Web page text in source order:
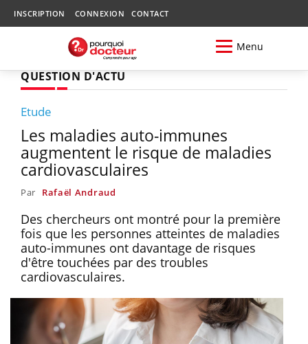
INSCRIPTION CONNEXION CONTACT
Menu
QUESTION D'ACTU
Etude
Les maladies auto-immunes
augmentent le risque de maladies
cardiovasculaires
Par Rafaël Andraud
Des chercheurs ont montré pour la première
fois que les personnes atteintes de maladies
auto-immunes ont davantage de risques
d'être touchées par des troubles
cardiovasculaires.